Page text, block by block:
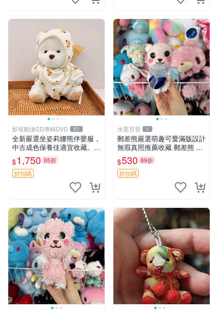
影視動漫CD專輯DVD 57
全新嚴選坐姿莉娜熊伴嬰服，
中古成色保養佳適宜收藏。無
盒子但品質完好，快速出貨。
建議入手！ 中古 玩偶 滬漫
$1,750 95折
折扣碼
水星百貨 1
郵差熊嚴選萌趣可愛滿版設計
無瑕真照推薦收藏 郵差熊 熊
抱枕 紅薯啵啵間
$530 89折
折扣碼